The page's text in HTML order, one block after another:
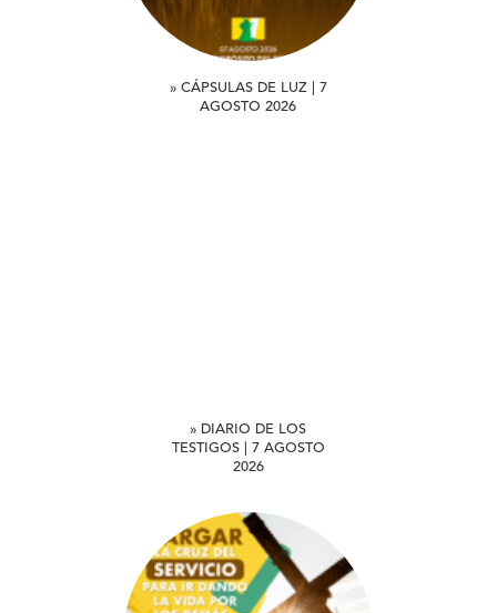
» CÁPSULAS DE LUZ | 7
AGOSTO 2026
» DIARIO DE LOS
TESTIGOS | 7 AGOSTO
2026